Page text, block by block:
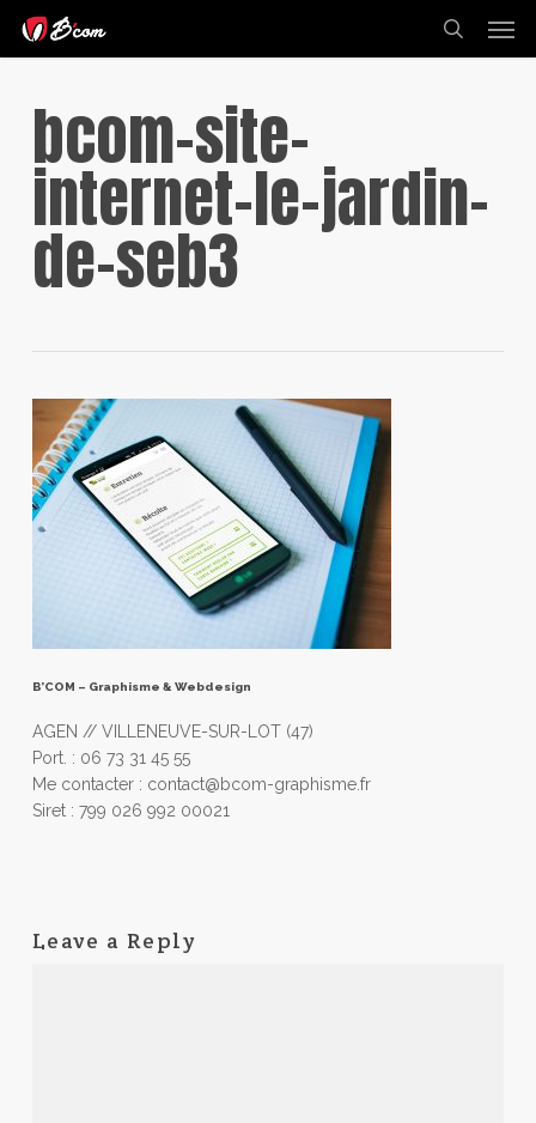
search
bcom-site-
internet-le-jardin-
de-seb3
B’COM – Graphisme & Webdesign
AGEN // VILLENEUVE-SUR-LOT (47)
Port. : 06 73 31 45 55
Me contacter : contact@bcom-graphisme.fr
Siret : 799 026 992 00021
Leave a Reply